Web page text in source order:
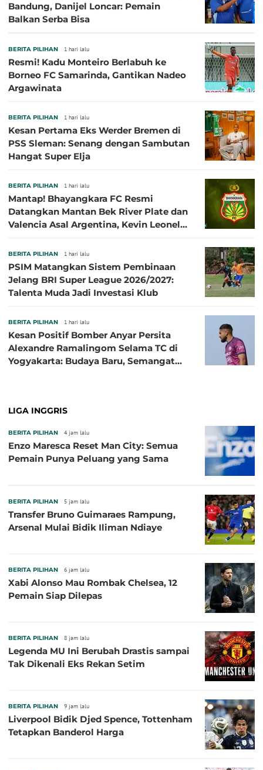
Bandung, Danijel Loncar: Pemain
Balkan Serba Bisa
BERITA PILIHAN 1 hari lalu
Resmi! Kadu Monteiro Berlabuh ke
Borneo FC Samarinda, Gantikan Nadeo
Argawinata
BERITA PILIHAN 1 hari lalu
Kesan Pertama Eks Werder Bremen di
PSS Sleman: Senang dengan Sambutan
Hangat Super Elja
BERITA PILIHAN 1 hari lalu
Mantap! Bhayangkara FC Resmi
Datangkan Mantan Bek River Plate dan
Valencia Asal Argentina, Kevin Leonel
BERITA PILIHAN 1 hari lalu
PSIM Matangkan Sistem Pembinaan
Jelang BRI Super League 2026/2027:
Talenta Muda Jadi Investasi Klub
BERITA PILIHAN 1 hari lalu
Kesan Positif Bomber Anyar Persita
Alexandre Ramalingom Selama TC di
Yogyakarta: Budaya Baru, Semangat
LIGA INGGRIS
BERITA PILIHAN 4 jam lalu
Enzo Maresca Reset Man City: Semua
Pemain Punya Peluang yang Sama
BERITA PILIHAN 5 jam lalu
Transfer Bruno Guimaraes Rampung,
Arsenal Mulai Bidik Iliman Ndiaye
BERITA PILIHAN 6 jam lalu
Xabi Alonso Mau Rombak Chelsea, 12
Pemain Siap Dilepas
BERITA PILIHAN 8 jam lalu
Legenda MU Ini Berubah Drastis sampai
Tak Dikenali Eks Rekan Setim
BERITA PILIHAN 9 jam lalu
Liverpool Bidik Djed Spence, Tottenham
Tetapkan Banderol Harga